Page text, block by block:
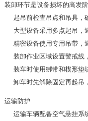
装卸环节是设备损坏的高发
起吊前检查吊点和吊具，
大型设备采用多点起吊，
精密设备使用专用吊带，
装卸作业区域设置警戒线
装车时使用绑带和楔形垫
卸车时先解除固定再起吊
运输防护
运输车辆配备空气悬挂系